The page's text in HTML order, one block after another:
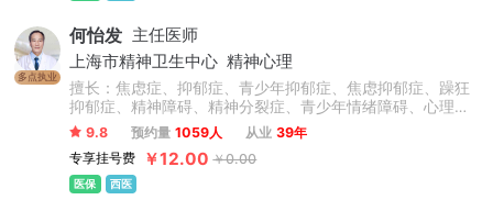
多点执业
何怡发 主任医师
上海市精神卫生中心 精神心理
擅长：焦虑症、抑郁症、青少年抑郁症、焦虑抑郁症、躁狂
抑郁症、精神障碍、精神分裂症、青少年情绪障碍、心理障
碍、情感障碍、精神病、失眠症、睡眠障碍、双相情感障
碍、躁狂症、忧郁症、恐惧症、幻听、妄想症、植物神经紊
乱、神经衰弱、躯体化形式障碍、癔症、疑病症、心境障
碍、惊恐障碍、产后抑郁症、更年期抑郁症及老年心理障碍
9.8 预约量 1059人 从业 39年
专享挂号费
￥12.00 ￥0.00
医保 西医